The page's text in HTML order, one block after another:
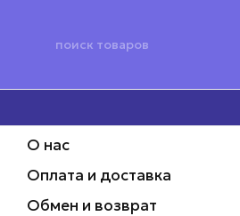
О нас
Оплата и доставка
Обмен и возврат